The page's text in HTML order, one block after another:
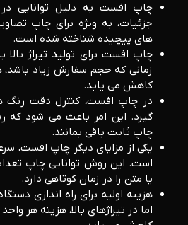
چاپ افست به دلیل توانایی
جزئیات، به‌ ویژه برای چاپ
‌های پیچیده شناخته شده است.
چاپ افست برای تولید تیراژ
زمانی که حجم سفارش زیاد
کاهش می ‌یابد.
در چاپ افست، کنترل دقت
‌گیرد. این امر باعث می ‌شود که
چاپ ثابت باقی بمانند.
یکی از مزایای دیگر چاپ افست،
است. این روش توانایی چاپ
یا متن را در زمان کوتاهی دارد.
هزینه اولیه برای راه‌ اندازی
اما در تیراژهای بالا، هزینه هر